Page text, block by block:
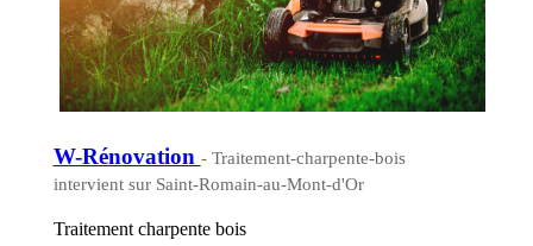
W-Rénovation - Traitement-charpente-bois
intervient sur Saint-Romain-au-Mont-d'Or
Traitement charpente bois